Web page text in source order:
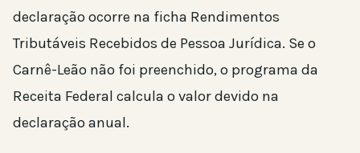
declaração ocorre na ficha Rendimentos
Tributáveis Recebidos de Pessoa Jurídica. Se o
Carnê-Leão não foi preenchido, o programa da
Receita Federal calcula o valor devido na
declaração anual.